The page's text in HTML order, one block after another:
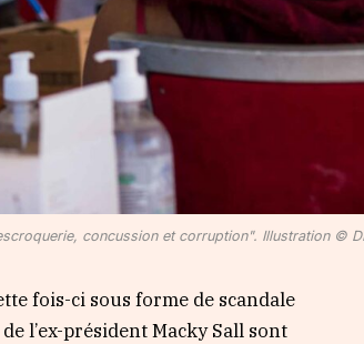
concussion et corruption". Illustration ©
fois-ci sous forme de scandale
l’ex-président Macky Sall sont